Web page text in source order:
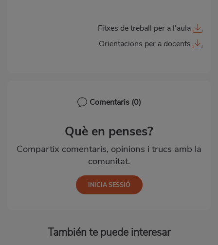
Fitxes de treball per a l'aula
Orientacions per a docents
Comentaris (0)
Què en penses?
Compartix comentaris, opinions i trucs amb la
comunitat.
También te puede interesar